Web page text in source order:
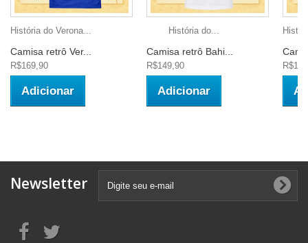
História do Verona...
Camisa retrô Ver...
R$169,90
Adicionar
História do...
Camisa retrô Bahi...
R$149,90
Adicionar
Newsletter